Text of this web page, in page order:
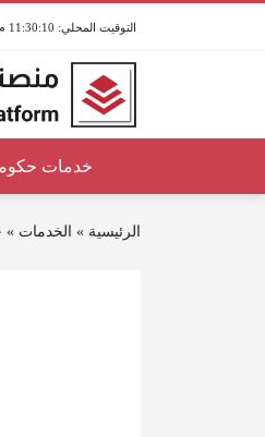
11:30:10 م / 7 أغسطس 2026
خدمات
الرئيسية » الخدمات »